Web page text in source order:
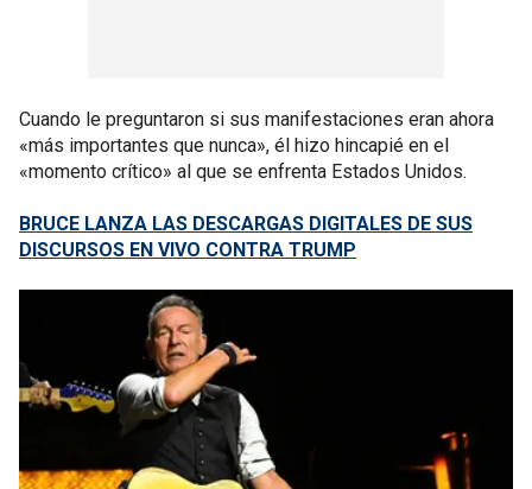
Cuando le preguntaron si sus manifestaciones eran ahora
«más importantes que nunca», él hizo hincapié en el
«momento crítico» al que se enfrenta Estados Unidos.
BRUCE LANZA LAS DESCARGAS DIGITALES DE SUS
DISCURSOS EN VIVO CONTRA TRUMP